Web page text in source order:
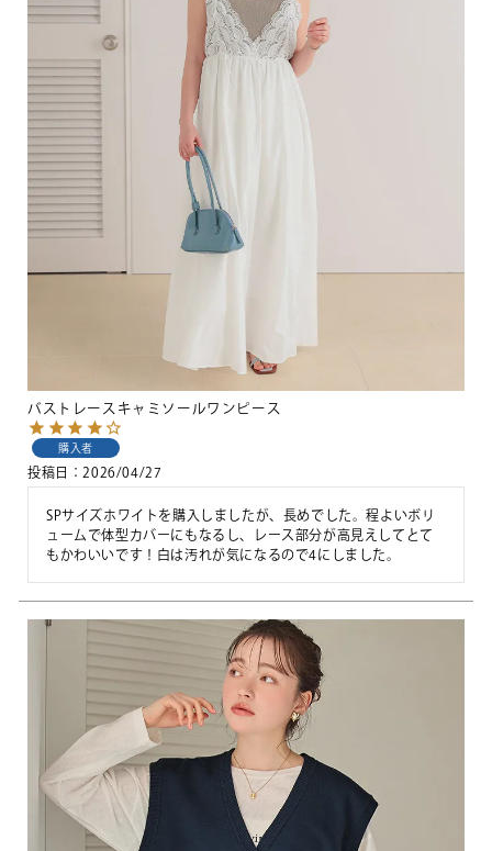
バストレースキャミソールワンピース
購入者
投稿日 2026/04/27
SPサイズホワイトを購入しましたが、長めでした。程よいボリ
ュームで体型カバーにもなるし、レース部分が高見えしてとて
もかわいいです！白は汚れが気になるので4にしました。